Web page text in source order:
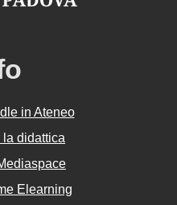
in Ateneo
didattica
Elearning